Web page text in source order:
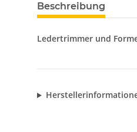
Beschreibung
Ledertrimmer und